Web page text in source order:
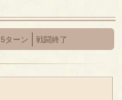
5ターン 戦闘終了